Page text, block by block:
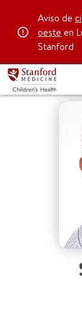
Aviso de
oeste en
Stanford